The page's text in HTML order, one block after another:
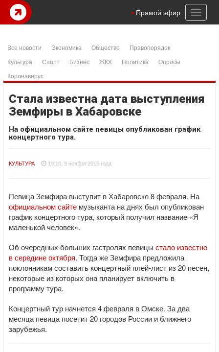
Toggle
Прямой эфир
Все новости Экономика Общество
Правопорядок
Культура
Спорт Бизнес ЖКХ Политика
Опросы
Коронавирус
Стала известна дата выступления
Земфиры в Хабаровске
На официальном сайте певицы опубликован график
концертного тура.
КУЛЬТУРА 19:10, 9 ноября 2015 года
Певица Земфира выступит в Хабаровске 8 февраля. На
официальном сайте музыканта на днях был опубликован
график концертного тура, который получил название «Я
маленькой человек».
Об очередных больших гастролях певицы стало известно
в середине октября. Тогда же Земфира предложила
поклонникам составить концертный плей-лист из 20 песен,
некоторые из которых она планирует включить в
программу тура.
Концертный тур начнется 4 февраля в Омске. За два
месяца певица посетит 20 городов России и ближнего
зарубежья.